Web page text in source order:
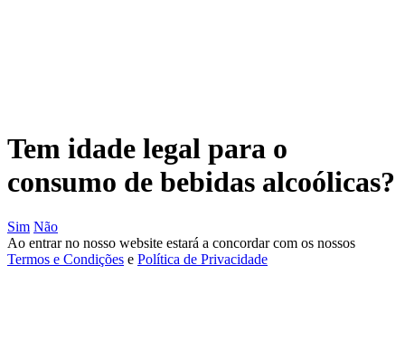
Tem idade legal para o
consumo de bebidas alcoólicas?
Sim Não
Ao entrar no nosso website estará a concordar com os nossos
Termos e Condições e Política de Privacidade